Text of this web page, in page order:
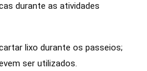
durante as atividades
lixo durante os passeios;
ser utilizados.